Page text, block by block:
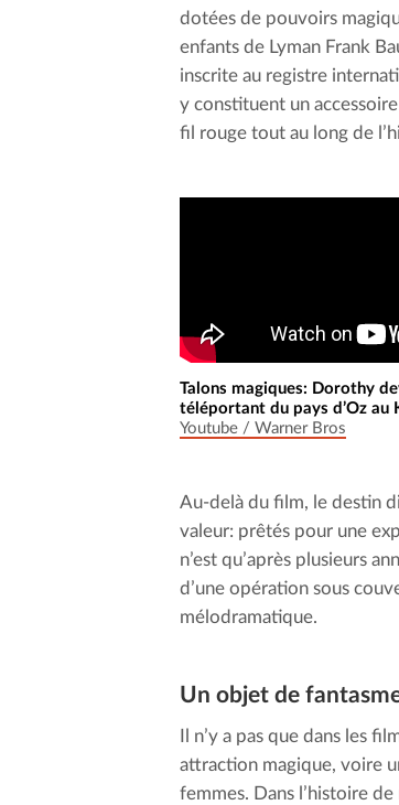
dotées de pouvoirs
enfants de Lyman Frank
inscrite au registre
y constituent un
fil rouge tout au long de
Talons magiques: Dorothy
téléportant du pays d’Oz au
Youtube / Warner Bros
Au-delà du film, le destin
valeur: prêtés pour une
n’est qu’après plusieurs
d’une opération sous
mélodramatique.
Un objet de
Il n’y a pas que dans les
attraction magique, voire
femmes. Dans l’histoire